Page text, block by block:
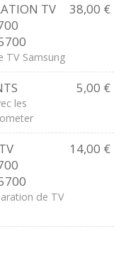
TV
38,00 €
TV Samsung
5,00 €
les
14,00 €
de TV